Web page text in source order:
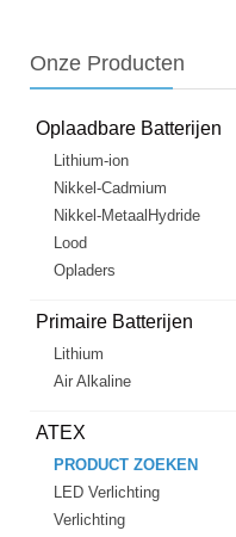
Onze Producten
Oplaadbare Batterijen
Lithium-ion
Nikkel-Cadmium
Nikkel-MetaalHydride
Lood
Opladers
Primaire Batterijen
Lithium
Air Alkaline
ATEX
PRODUCT ZOEKEN
LED Verlichting
Verlichting